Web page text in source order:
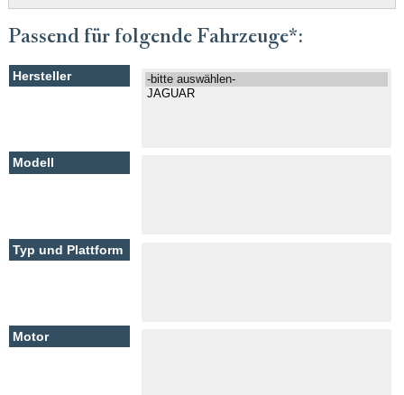
Passend für folgende Fahrzeuge*: